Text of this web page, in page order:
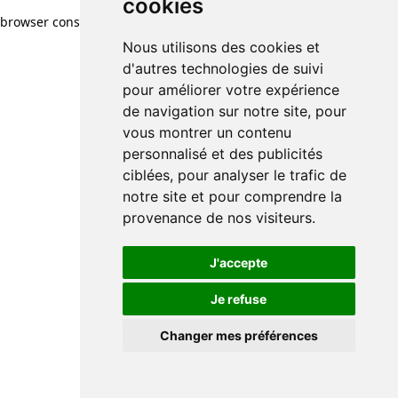
cookies
Nous utilisons des cookies et
d'autres technologies de suivi
pour améliorer votre expérience
de navigation sur notre site, pour
vous montrer un contenu
personnalisé et des publicités
ciblées, pour analyser le trafic de
notre site et pour comprendre la
provenance de nos visiteurs.
J'accepte
Je refuse
Changer mes préférences
browser console for more information)